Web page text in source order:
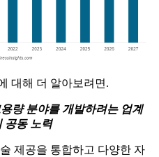
대해 더 알아보려면.
량 분야를 개발하려는 업계
공동 노력
제공을 통합하고 다양한 자